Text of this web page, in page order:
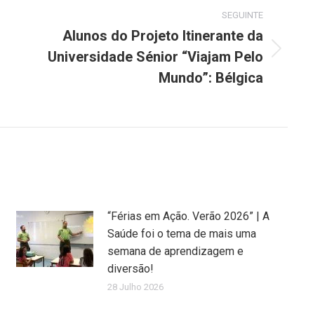
SEGUINTE
Alunos do Projeto Itinerante da
Universidade Sénior “Viajam Pelo
Mundo”: Bélgica
“Férias em Ação. Verão 2026” | A
Saúde foi o tema de mais uma
semana de aprendizagem e
diversão!
28 Julho 2026